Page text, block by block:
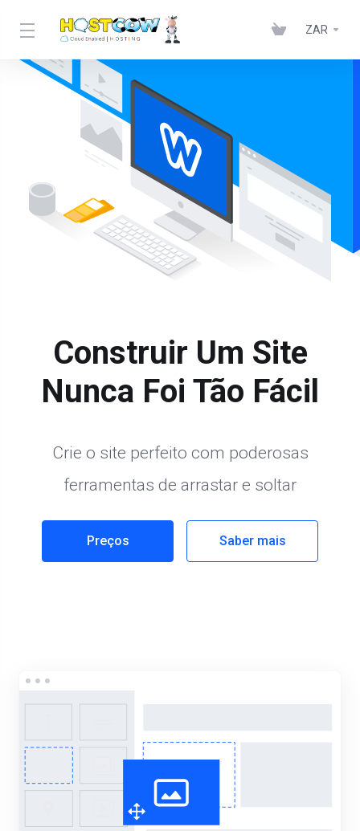
ZAR
Construir Um Site
Nunca Foi Tão Fácil
Crie o site perfeito com poderosas
ferramentas de arrastar e soltar
Preços Saber mais